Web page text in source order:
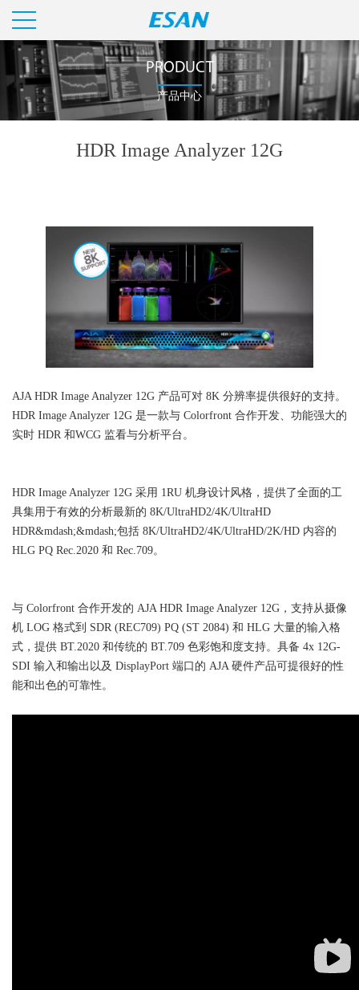
PRODUCT
产品中心
HDR Image Analyzer 12G
AJA HDR Image Analyzer 12G 产品可对 8K 分辨率提供很好的支持。
HDR Image Analyzer 12G 是一款与 Colorfront 合作开发、功能强大的
实时 HDR 和WCG 监看与分析平台。
HDR Image Analyzer 12G 采用 1RU 机身设计风格，提供了全面的工
具集用于有效的分析最新的 8K/UltraHD2/4K/UltraHD
HDR&mdash;&mdash;包括 8K/UltraHD2/4K/UltraHD/2K/HD 内容的
HLG PQ Rec.2020 和 Rec.709。
与 Colorfront 合作开发的 AJA HDR Image Analyzer 12G，支持从摄像
机 LOG 格式到 SDR (REC709) PQ (ST 2084) 和 HLG 大量的输入格
式，提供 BT.2020 和传统的 BT.709 色彩饱和度支持。具备 4x 12G-
SDI 输入和输出以及 DisplayPort 端口的 AJA 硬件产品可提很好的性
能和出色的可靠性。